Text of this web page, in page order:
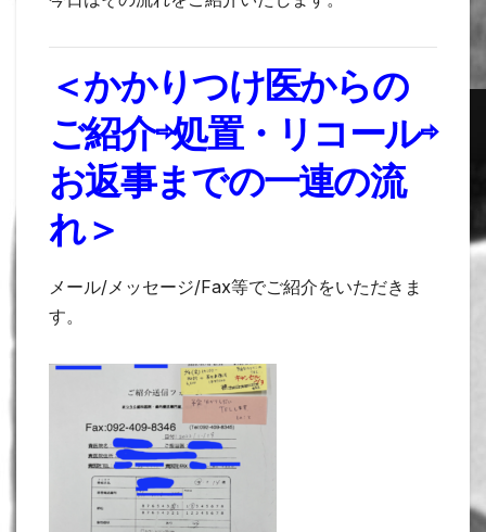
＜かかりつけ医からの
ご紹介⇨処置・リコール⇨
お返事までの一連の流
れ＞
メール/メッセージ/Fax等でご紹介をいただきま
す。